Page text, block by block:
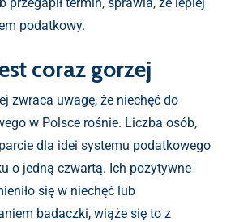
podatkowy.
coraz gorzej
zwraca uwagę, że niechęć do
w Polsce rośnie. Liczba osób,
dla idei systemu podatkowego
o jedną czwartą. Ich pozytywne
się w niechęć lub
badaczki, wiąże się to z